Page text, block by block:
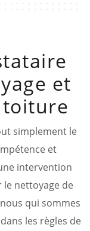
et
toiture
simplement le
et
intervention
le nettoyage de
qui sommes
les règles de